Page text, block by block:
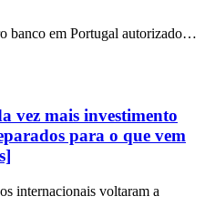
banco em Portugal autorizado…
vez mais investimento
para o que vem
internacionais voltaram a